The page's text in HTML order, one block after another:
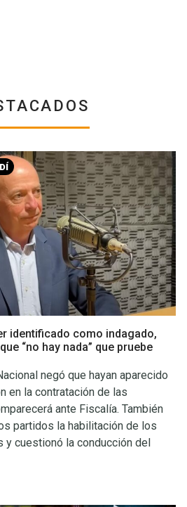
identificado como indagado,
“no hay nada” que pruebe
negó que hayan aparecido
en la contratación de las
ante Fiscalía. También
partidos la habilitación de los
y cuestionó la conducción del